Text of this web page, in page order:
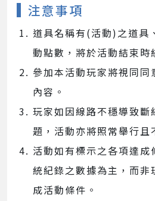
注意事項
道具名稱有(活動)之道具
動點數，將於活動結束時
參加本活動玩家將視同
內容。
玩家如因線路不穩導致斷
題，活動亦將照常舉行且
活動如有標示之各項達成
統紀錄之數據為主，而非
成活動條件。